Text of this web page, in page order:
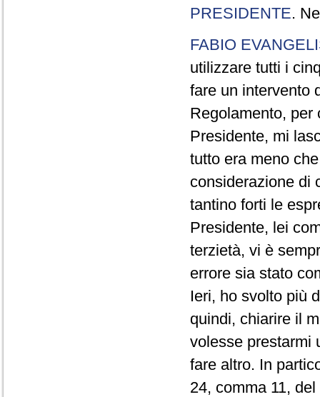
PRESIDENTE.
FABIO
utilizzare tutti i
fare un intervento
Regolamento, per
Presidente, mi
tutto era meno
considerazione di
tantino forti le
Presidente, lei
terzietà, vi è
errore sia stato
Ieri, ho svolto più
quindi, chiarire il
volesse prestarmi
fare altro. In
24, comma 11,